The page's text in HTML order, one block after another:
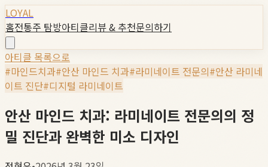
LOYAL
홈전통주 탐방아티클리뷰 & 추천문의하기
아티클 목록으로
#마인드치과#안산 마인드 치과#라미네이트 전문의#안산 라미네
이트 진단#디지털 라미네이트
안산 마인드 치과: 라미네이트 전문의의 정
밀 진단과 완벽한 미소 디자인